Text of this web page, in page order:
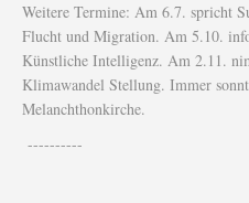
Weitere Termine: Am 6.7. spricht
Flucht und Migration. Am 5.10.
Künstliche Intelligenz. Am 2.11.
Klimawandel Stellung. Immer
Melanchthonkirche.
----------